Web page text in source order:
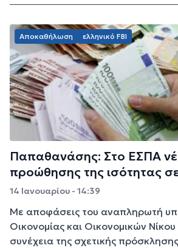
Αποκαθήλωση ελληνικό FBI
Παπαθανάσης: Στο ΕΣΠΑ
προώθησης της ισότητας
14 Ιανουαρίου - 14:39
Με αποφάσεις του αναπληρωτή
Οικονομίας και Οικονομικών
συνέχεια της σχετικής